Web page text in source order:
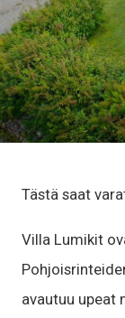
Tästä saat
Villa Lumikit
avautuu upeat